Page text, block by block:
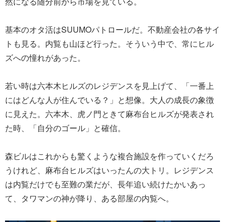
基本のオタ活はSUUMOパトロールだ。不動産会社の各サイ
トも見る。内覧も山ほど行った。そういう中で、常にヒル
ズへの憧れがあった。
若い時は六本木ヒルズのレジデンスを見上げて、「一番上
にはどんな人が住んでいる？」と想像。大人の成長の象徴
に見えた。六本木、虎ノ門ときて麻布台ヒルズが発表され
た時、「自分のゴール」と確信。
森ビルはこれからも驚くような複合施設を作っていくだろ
うけれど、麻布台ヒルズはいったんの大トリ。レジデンス
は内覧だけでも至難の業だが、長年追い続けたかいあっ
て、タワマンの神が降り、ある部屋の内覧へ。